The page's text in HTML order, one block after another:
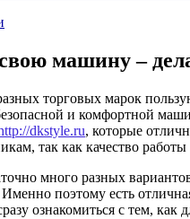
машину –
торговых марок
и комфортной
dkstyle.ru, которые
так как качество
много разных
поэтому есть
ознакомиться с тем,